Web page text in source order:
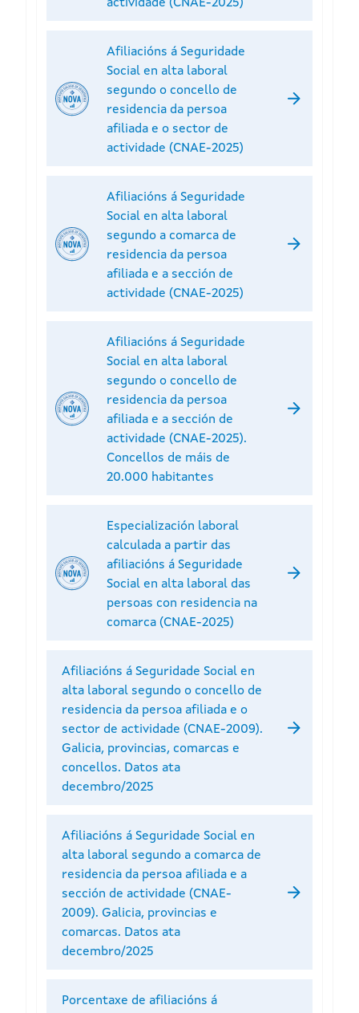
actividade (CNAE-2025)
Afiliacións á Seguridade
Social en alta laboral
segundo o concello de
residencia da persoa
afiliada e o sector de
actividade (CNAE-2025)
Afiliacións á Seguridade
Social en alta laboral
segundo a comarca de
residencia da persoa
afiliada e a sección de
actividade (CNAE-2025)
Afiliacións á Seguridade
Social en alta laboral
segundo o concello de
residencia da persoa
afiliada e a sección de
actividade (CNAE-2025).
Concellos de máis de
20.000 habitantes
Especialización laboral
calculada a partir das
afiliacións á Seguridade
Social en alta laboral das
persoas con residencia na
comarca (CNAE-2025)
Afiliacións á Seguridade Social en
alta laboral segundo o concello de
residencia da persoa afiliada e o
sector de actividade (CNAE-2009).
Galicia, provincias, comarcas e
concellos. Datos ata
decembro/2025
Afiliacións á Seguridade Social en
alta laboral segundo a comarca de
residencia da persoa afiliada e a
sección de actividade (CNAE-
2009). Galicia, provincias e
comarcas. Datos ata
decembro/2025
Porcentaxe de afiliacións á